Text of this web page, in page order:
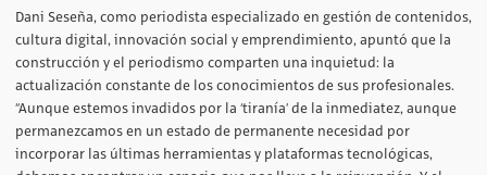
Dani Seseña, como periodista especializado en gestión de contenidos,
cultura digital, innovación social y emprendimiento, apuntó que la
construcción y el periodismo comparten una inquietud: la
actualización constante de los conocimientos de sus profesionales.
“Aunque estemos invadidos por la ‘tiranía’ de la inmediatez, aunque
permanezcamos en un estado de permanente necesidad por
incorporar las últimas herramientas y plataformas tecnológicas,